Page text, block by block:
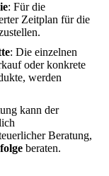
: Für die
Zeitplan für die
: Die einzelnen
oder konkrete
werden
kann der
Beratung,
beraten.